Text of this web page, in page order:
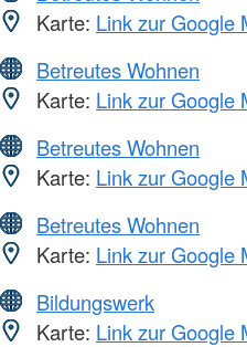
Karte: Link zur Google
Betreutes Wohnen
Karte: Link zur Google
Betreutes Wohnen
Karte: Link zur Google
Betreutes Wohnen
Karte: Link zur Google
Bildungswerk
Karte: Link zur Google